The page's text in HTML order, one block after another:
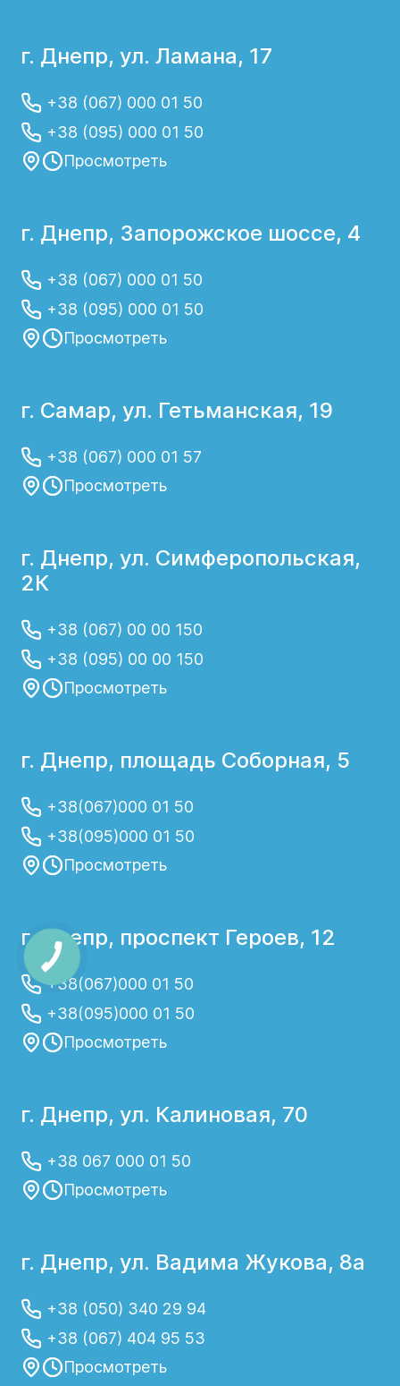
г. Днепр, ул. Ламана, 17
+38 (067) 000 01 50
+38 (095) 000 01 50
Просмотреть
г. Днепр, Запорожское шоссе, 4
+38 (067) 000 01 50
+38 (095) 000 01 50
Просмотреть
г. Самар, ул. Гетьманская, 19
+38 (067) 000 01 57
Просмотреть
г. Днепр, ул. Симферопольская,
2К
+38 (067) 00 00 150
+38 (095) 00 00 150
Просмотреть
г. Днепр, площадь Соборная, 5
+38(067)000 01 50
+38(095)000 01 50
Просмотреть
г. Днепр, проспект Героев, 12
+38(067)000 01 50
+38(095)000 01 50
Просмотреть
г. Днепр, ул. Калиновая, 70
+38 067 000 01 50
Просмотреть
г. Днепр, ул. Вадима Жукова, 8а
+38 (050) 340 29 94
+38 (067) 404 95 53
Просмотреть